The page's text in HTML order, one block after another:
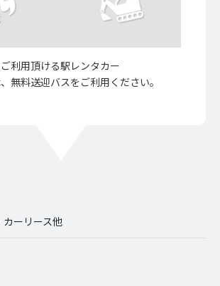
利用頂ける駅レンタカー
無料送迎バスをご利用ください。
ーリース他